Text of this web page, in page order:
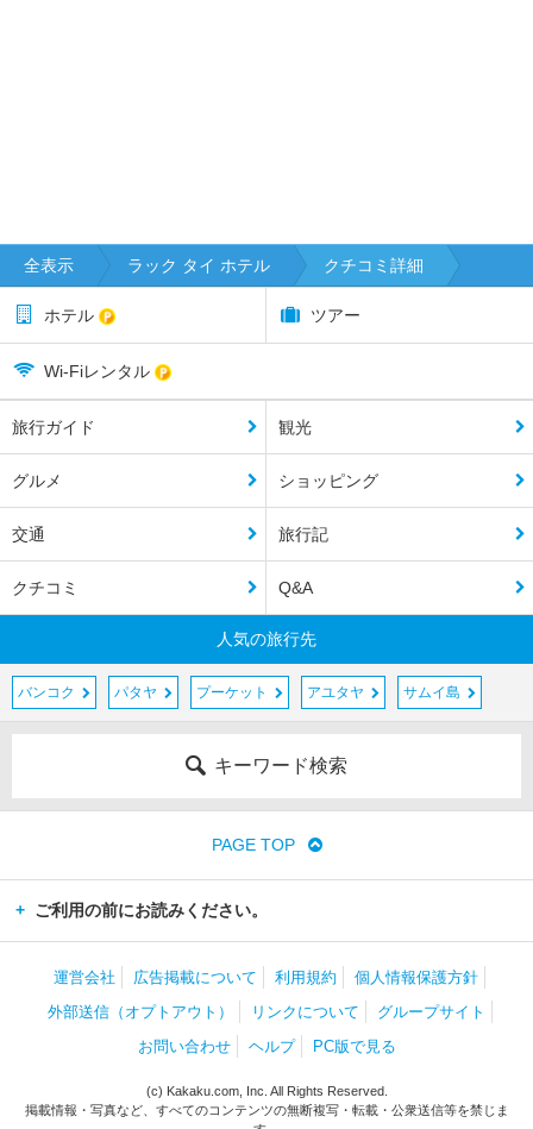
全表示 ラック タイ ホテル クチコミ詳細
ホテル ツアー
Wi-Fiレンタル
旅行ガイド 観光
グルメ ショッピング
交通 旅行記
クチコミ Q&A
人気の旅行先
バンコク パタヤ プーケット アユタヤ サムイ島
キーワード検索
PAGE TOP
ご利用の前にお読みください。
運営会社 広告掲載について 利用規約
個人情報保護方針
外部送信（オプトアウト）
リンクについて
グループサイト
お問い合わせ
ヘルプ PC版で見る
(c) Kakaku.com, Inc. All Rights Reserved.
掲載情報・写真など、すべてのコンテンツの無断複写・転載・公衆送信等を禁じま